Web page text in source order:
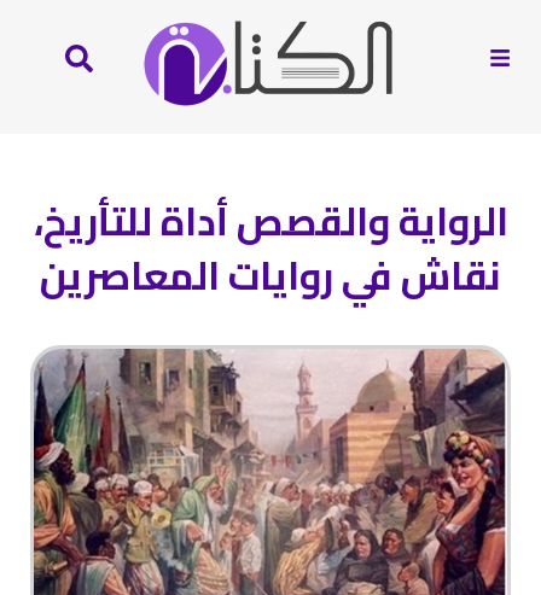
الرواية والقصص أداة للتأريخ،
نقاش في روايات المعاصرين